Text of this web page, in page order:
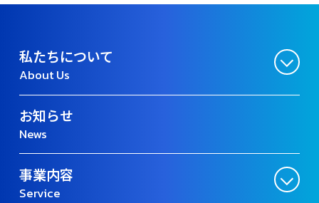
私たちについて
About Us
お知らせ
News
事業内容
Service